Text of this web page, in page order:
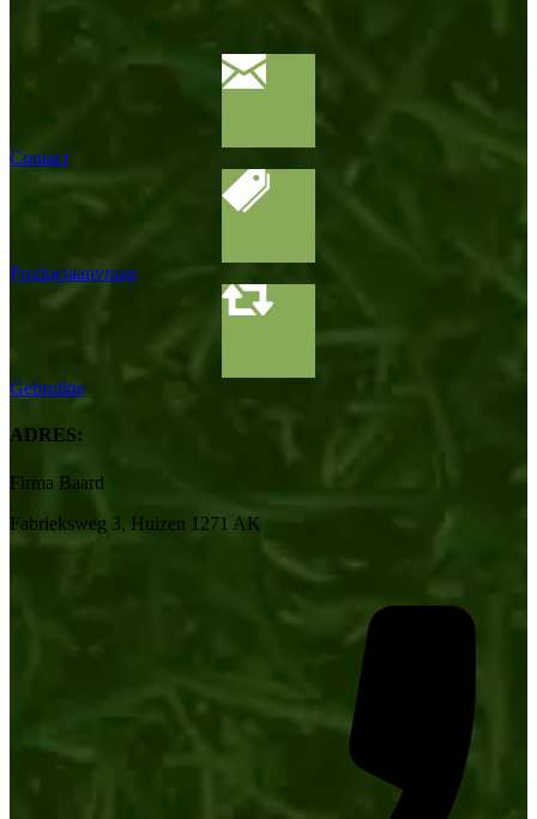
Contact
Productaanvraag
Gebruikte
ADRES:
Firma Baard
Fabrieksweg 3, Huizen 1271 AK